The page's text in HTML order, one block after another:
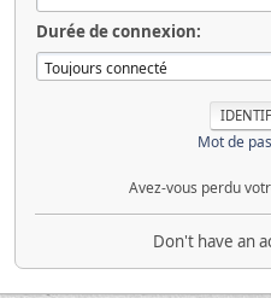
Durée de connexion:
Mot de
Avez-vous perdu
Don't have an